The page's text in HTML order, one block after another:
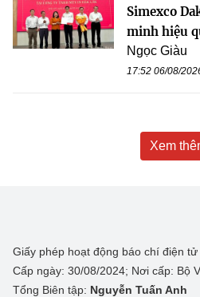
Simexco
minh hiệu
Ngọc Giàu
17:52 06/08/
Xem
Giấy phép hoạt động báo chí điện
Cấp ngày: 30/08/2024; Nơi cấp: Bộ
Tổng Biên tập: Nguyễn Tuấn Anh